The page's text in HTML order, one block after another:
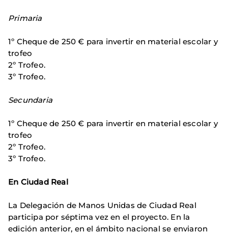
Primaria
1º Cheque de 250 € para invertir en material escolar y
trofeo
2º Trofeo.
3º Trofeo.
Secundaria
1º Cheque de 250 € para invertir en material escolar y
trofeo
2º Trofeo.
3º Trofeo.
En Ciudad Real
La Delegación de Manos Unidas de Ciudad Real
participa por séptima vez en el proyecto. En la
edición anterior, en el ámbito nacional se enviaron